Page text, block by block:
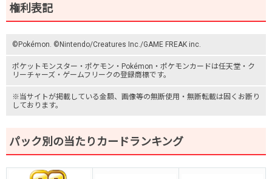
権利表記
©Pokémon. ©Nintendo/Creatures Inc./GAME FREAK inc.
ポケットモンスター ・ポケモン・Pokémon・ ポケモンカードは任天堂・ ク
リーチャーズ ・ ゲームフリークの登録商標です。
※当サイトが掲載している金額、画像等の無断使用・無断転載は固くお断り
しております。
パック別の当たりカードランキング